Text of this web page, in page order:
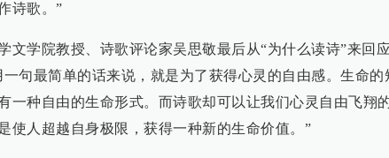
诗歌。”
文学院教授、诗歌评论家吴思敬最后从“为什么读诗”来回
一句最简单的话来说，就是为了获得心灵的自由感。生命的
一种自由的生命形式。而诗歌却可以让我们心灵自由飞翔
使人超越自身极限，获得一种新的生命价值。”